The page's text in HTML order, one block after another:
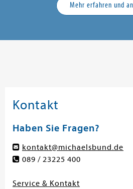
Mehr erfahren und
Kontakt
Haben Sie Fragen?
kontakt@michaelsbund.de
089 / 23225 400
Service & Kontakt